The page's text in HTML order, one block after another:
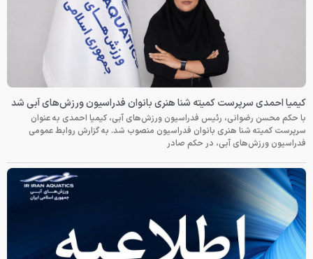
کیمیا احمدی سرپرست کمیته شنا هنری بانوان فدراسیون ورزش‌های آبی شد
با حکم محسن رضوانی، رئیس فدراسیون ورزش‌های آبی، کیمیا احمدی به عنوان
سرپرست کمیته شنا هنری بانوان فدراسیون منصوب شد. به گزارش روابط عمومی
فدراسیون ورزش‌های آبی، در حکم صادر